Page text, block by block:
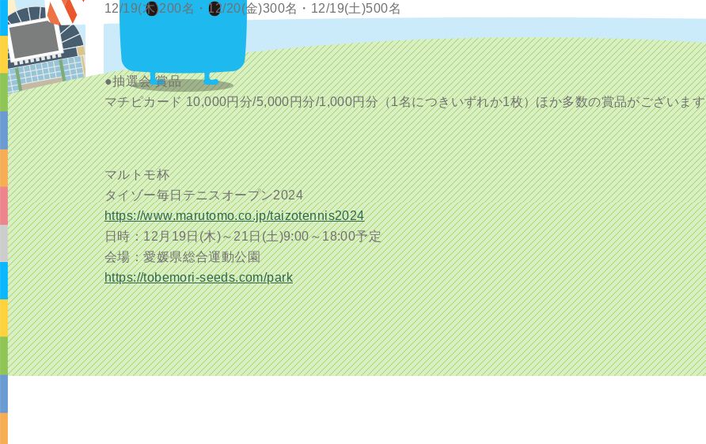
12/19(木)200名・12/20(金)300名・12/19(土)500名
●抽選会 賞品
マチピカード 10,000円分/5,000円分/1,000円分（1名につきいずれか1枚）ほか多数の賞品がございます
マルトモ杯
タイゾー毎日テニスオープン2024
https://www.marutomo.co.jp/taizotennis2024
日時：12月19日(木)～21日(土)9:00～18:00予定
会場：愛媛県総合運動公園
https://tobemori-seeds.com/park